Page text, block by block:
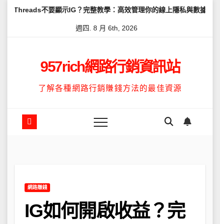
Skip
顯示IG？完整教學：高效管理你的線上隱私與數據安全 怎麼讓
週四. 8 月 6th, 2026
957rich網路行銷資訊站
了解各種網路行銷賺錢方法的最佳資源
網路賺錢
IG如何開啟收益？完